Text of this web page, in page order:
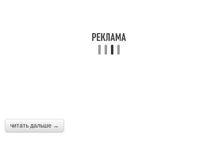
читать дальше →